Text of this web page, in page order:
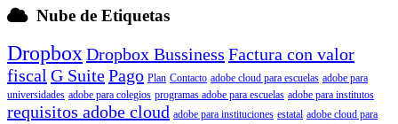
Nube de Etiquetas
DropboxDropbox Bussiness Factura con valor
fiscal G SuitePago Plan Contacto adobe cloud para escuelas adobe para
universidades adobe para colegios programas adobe para escuelas adobe para institutos
requisitos adobe cloud adobe para instituciones estatal adobe cloud para